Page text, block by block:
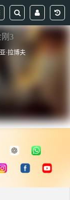
3
·拉博夫